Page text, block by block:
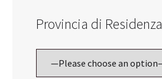
Provincia di Residenza